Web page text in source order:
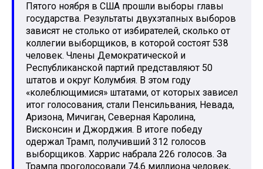
Пятого ноября в США прошли выборы главы
государства. Результаты двухэтапных выборов
зависят не столько от избирателей, сколько от
коллегии выборщиков, в которой состоят 538
человек. Члены Демократической и
Республиканской партий представляют 50
штатов и округ Колумбия. В этом году
«колеблющимися» штатами, от которых зависел
итог голосования, стали Пенсильвания, Невада,
Аризона, Мичиган, Северная Каролина,
Висконсин и Джорджия. В итоге победу
одержал Трамп, получивший 312 голосов
выборщиков. Харрис набрала 226 голосов. За
Трампа проголосовали 74,6 миллиона человек,